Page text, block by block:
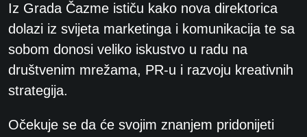
Iz Grada Čazme ističu kako nova direktorica
dolazi iz svijeta marketinga i komunikacija te sa
sobom donosi veliko iskustvo u radu na
društvenim mrežama, PR-u i razvoju kreativnih
strategija.
Očekuje se da će svojim znanjem pridonijeti